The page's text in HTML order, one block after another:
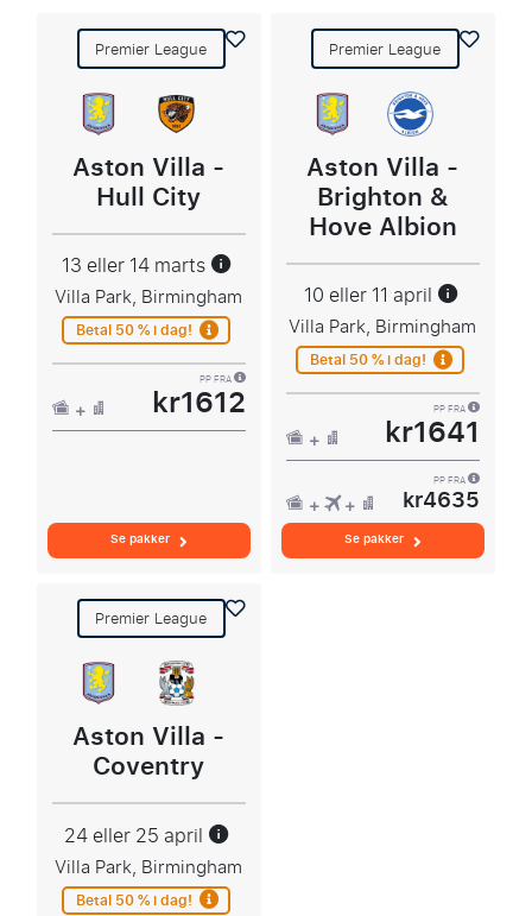
Premier League
Aston Villa -
Hull City
13 eller 14 marts
Villa Park, Birmingham
Betal 50 % i dag!
PP FRA
kr1612
Se pakker
Premier League
Aston Villa -
Brighton &
Hove Albion
10 eller 11 april
Villa Park, Birmingham
Betal 50 % i dag!
PP FRA
kr1641
PP FRA
kr4635
Se pakker
Premier League
Aston Villa -
Coventry
24 eller 25 april
Villa Park, Birmingham
Betal 50 % i dag!